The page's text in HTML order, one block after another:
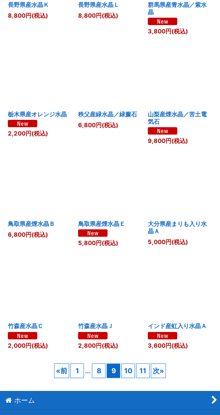
長野県産水晶Ｋ
8,800円(税込)
長野県産水晶Ｌ
8,800円(税込)
群馬県産青水晶／紫水
晶
3,800円(税込)
栃木県産オレンジ水晶
2,200円(税込)
秩父産緑水晶／緑簾石
6,800円(税込)
山梨産煙水晶／苦土電
気石
9,800円(税込)
鳥取県産煙水晶Ｂ
6,800円(税込)
鳥取県産煙水晶Ｅ
5,800円(税込)
大分県産まりも入り水
晶Ａ
5,000円(税込)
竹森産水晶Ｃ
2,000円(税込)
竹森産水晶Ｊ
2,800円(税込)
インド産虹入り水晶Ａ
3,600円(税込)
«前 1 ... 8 9 10 11 次»
ホーム